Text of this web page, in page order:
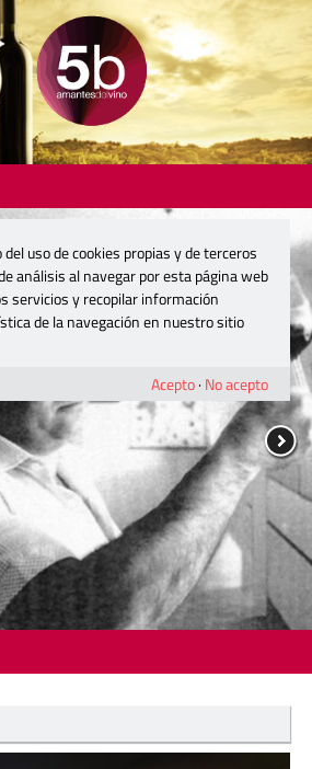
uso de cookies propias y de terceros
análisis al navegar por esta página web
servicios y recopilar información
de la navegación en nuestro sitio
Acepto· No acepto